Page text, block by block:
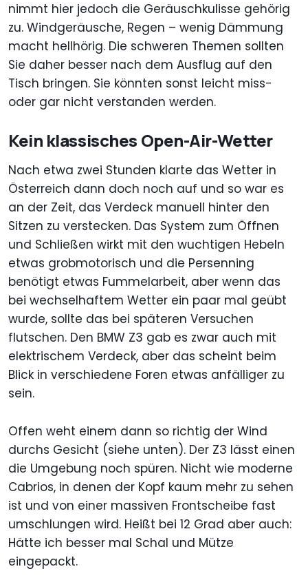
nimmt hier jedoch die Geräuschkulisse gehörig
zu. Windgeräusche, Regen – wenig Dämmung
macht hellhörig. Die schweren Themen sollten
Sie daher besser nach dem Ausflug auf den
Tisch bringen. Sie könnten sonst leicht miss-
oder gar nicht verstanden werden.
Kein klassisches Open-Air-Wetter
Nach etwa zwei Stunden klarte das Wetter in
Österreich dann doch noch auf und so war es
an der Zeit, das Verdeck manuell hinter den
Sitzen zu verstecken. Das System zum Öffnen
und Schließen wirkt mit den wuchtigen Hebeln
etwas grobmotorisch und die Persenning
benötigt etwas Fummelarbeit, aber wenn das
bei wechselhaftem Wetter ein paar mal geübt
wurde, sollte das bei späteren Versuchen
flutschen. Den BMW Z3 gab es zwar auch mit
elektrischem Verdeck, aber das scheint beim
Blick in verschiedene Foren etwas anfälliger zu
sein.
Offen weht einem dann so richtig der Wind
durchs Gesicht (siehe unten). Der Z3 lässt einen
die Umgebung noch spüren. Nicht wie moderne
Cabrios, in denen der Kopf kaum mehr zu sehen
ist und von einer massiven Frontscheibe fast
umschlungen wird. Heißt bei 12 Grad aber auch:
Hätte ich besser mal Schal und Mütze
eingepackt.